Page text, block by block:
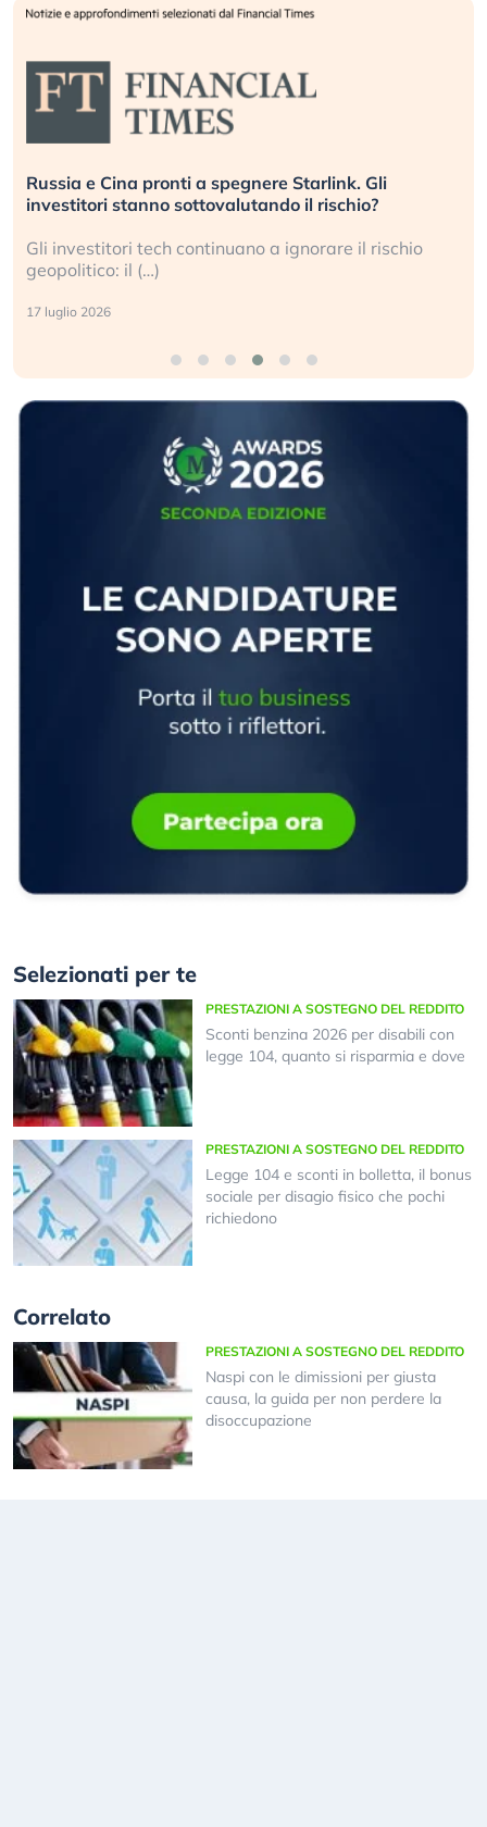
La grande operazione di insabbiamento sui data
center per l’AI, spiegata sul Financial Times
Le regole sulla trasparenza sembrano non valere per
i data center e le big (…)
9 luglio 2026
Selezionati per te
PRESTAZIONI A SOSTEGNO DEL REDDITO
Sconti benzina 2026 per disabili con
legge 104, quanto si risparmia e dove
PRESTAZIONI A SOSTEGNO DEL REDDITO
Legge 104 e sconti in bolletta, il bonus
sociale per disagio fisico che pochi
richiedono
Correlato
PRESTAZIONI A SOSTEGNO DEL REDDITO
Naspi con le dimissioni per giusta
causa, la guida per non perdere la
disoccupazione